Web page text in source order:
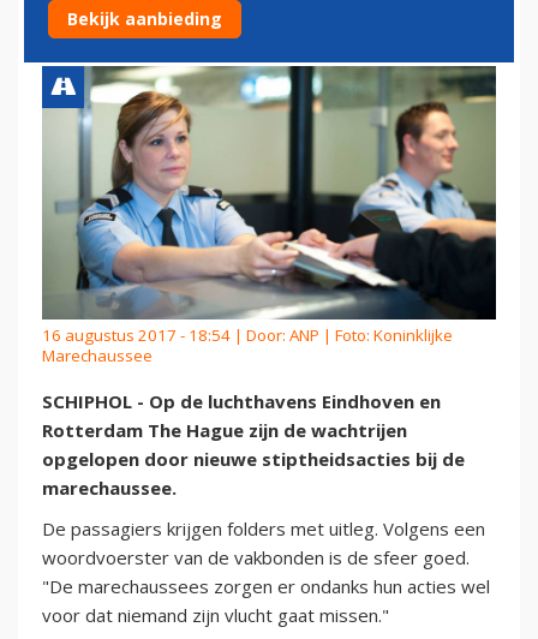
MARECHAUSSEE
16 augustus 2017 - 18:54 | Door: ANP | Foto: Koninklijke
Marechaussee
SCHIPHOL - Op de luchthavens Eindhoven en
Rotterdam The Hague zijn de wachtrijen
opgelopen door nieuwe stiptheidsacties bij de
marechaussee.
De passagiers krijgen folders met uitleg. Volgens een
woordvoerster van de vakbonden is de sfeer goed.
"De marechaussees zorgen er ondanks hun acties wel
voor dat niemand zijn vlucht gaat missen."
Bekijk aanbieding